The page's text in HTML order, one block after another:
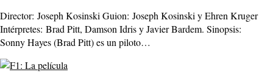
Director: Joseph Kosinski Guion: Joseph Kosinski y Ehren Kruger
Intérpretes: Brad Pitt, Damson Idris y Javier Bardem. Sinopsis:
Sonny Hayes (Brad Pitt) es un piloto…